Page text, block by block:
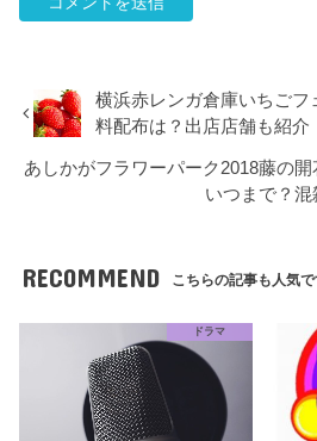
横浜赤レンガ倉庫いちごフ
料配布は？出店店舗も紹介
あしかがフラワーパーク2018藤の
いつまで？混
RECOMMEND こちらの記事も人気で
ドラマ